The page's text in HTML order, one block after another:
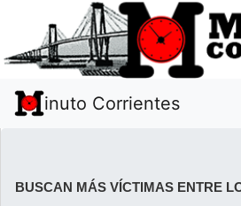
inuto Corrientes
BUSCAN MÁS VÍCTIMAS ENTRE